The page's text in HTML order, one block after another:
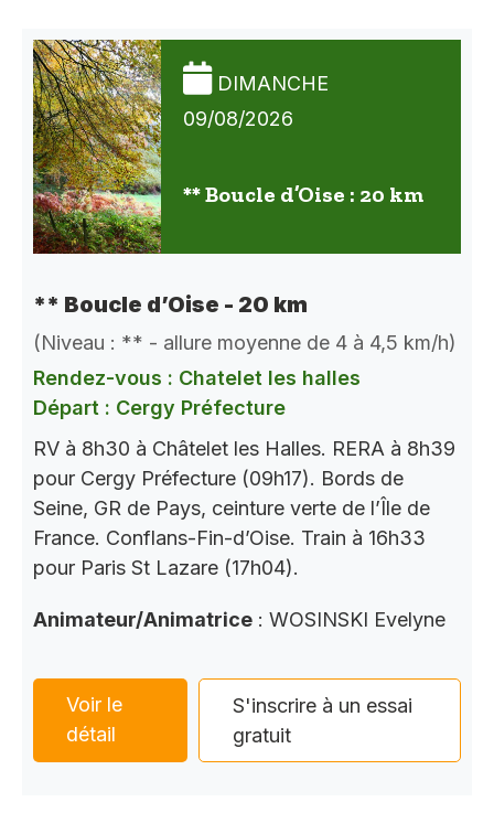
DIMANCHE
09/08/2026
** Boucle d’Oise : 20 km
** Boucle d’Oise - 20 km
(Niveau : ** - allure moyenne de 4 à 4,5 km/h)
Rendez-vous : Chatelet les halles
Départ : Cergy Préfecture
RV à 8h30 à Châtelet les Halles. RERA à 8h39
pour Cergy Préfecture (09h17). Bords de
Seine, GR de Pays, ceinture verte de l’Île de
France. Conflans-Fin-d’Oise. Train à 16h33
pour Paris St Lazare (17h04).
Animateur/Animatrice : WOSINSKI Evelyne
Voir le
détail
S'inscrire à un essai
gratuit